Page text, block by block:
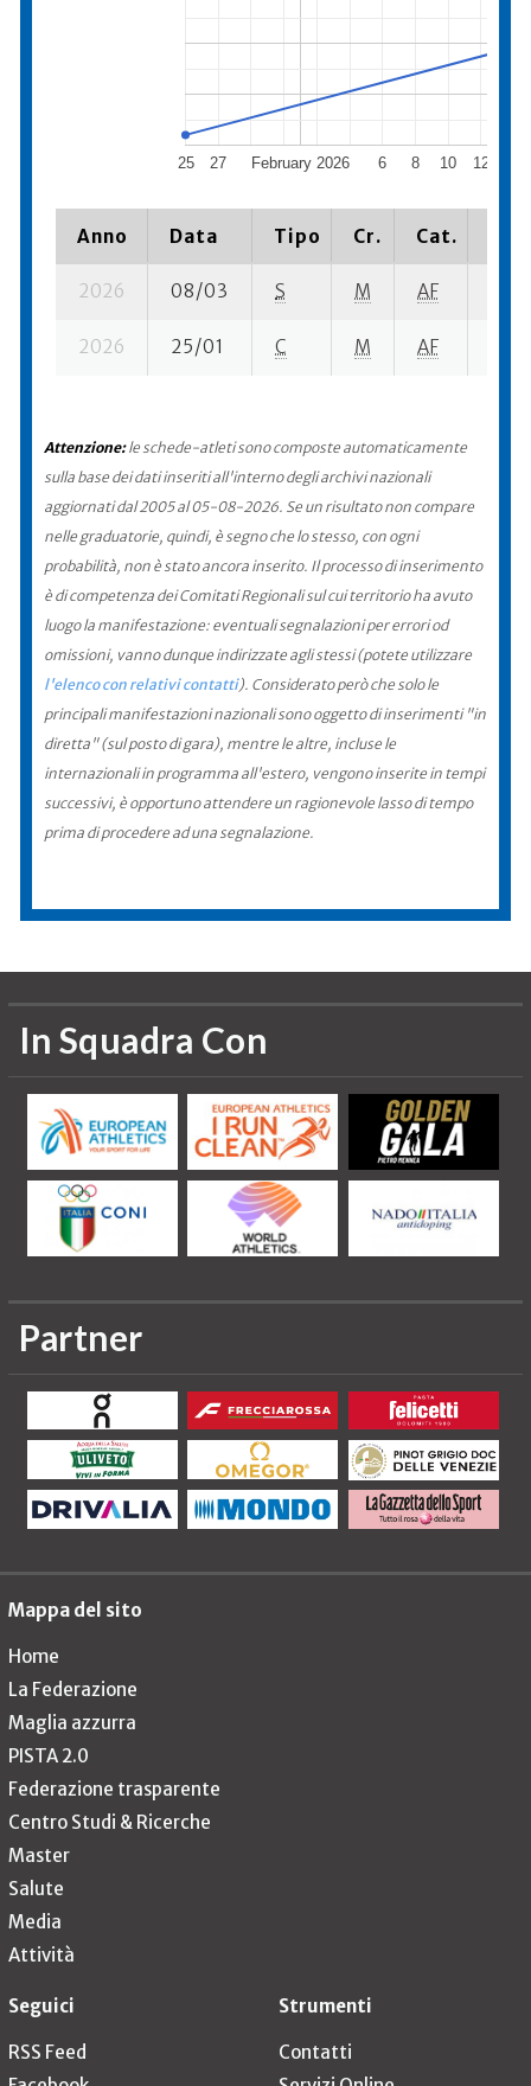
February 2026
25 27 6 8 10 12
Anno Data Tipo Cr. Cat.
2026 08/03 S M AF
2026 25/01 C M AF
Attenzione:le schede-atleti sono composte automaticamente
sulla base dei dati inseriti all'interno degli archivi nazionali
aggiornati dal 2005 al 05-08-2026. Se un risultato non compare
nelle graduatorie, quindi, è segno che lo stesso, con ogni
probabilità, non è stato ancora inserito. Il processo di inserimento
è di competenza dei Comitati Regionali sul cui territorio ha avuto
luogo la manifestazione: eventuali segnalazioni per errori od
omissioni, vanno dunque indirizzate agli stessi (potete utilizzare
l'elenco con relativi contatti). Considerato però che solo le
principali manifestazioni nazionali sono oggetto di inserimenti "in
diretta" (sul posto di gara), mentre le altre, incluse le
internazionali in programma all'estero, vengono inserite in tempi
successivi, è opportuno attendere un ragionevole lasso di tempo
prima di procedere ad una segnalazione.
In Squadra Con
Partner
Mappa del sito
Home
La Federazione
Maglia azzurra
PISTA 2.0
Federazione trasparente
Centro Studi & Ricerche
Master
Salute
Media
Attività
Seguici
RSS Feed
Strumenti
Contatti